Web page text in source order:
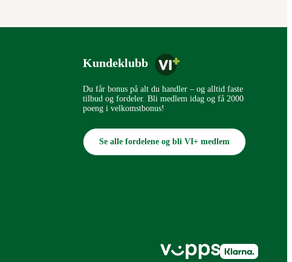
Kundeklubb
Du får bonus på alt du handler – og alltid faste
tilbud og fordeler. Bli medlem idag og få 2000
poeng i velkomstbonus!
Se alle fordelene og bli VI+ medlem